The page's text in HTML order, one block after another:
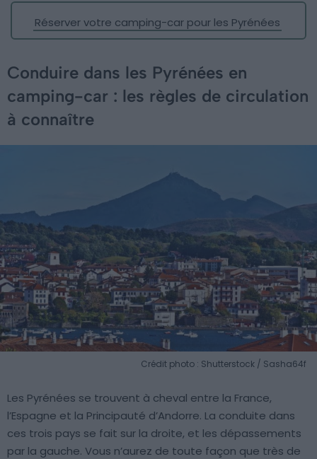
Réserver votre camping-car pour les Pyrénées
Conduire dans les Pyrénées en
camping-car : les règles de circulation
à connaître
Crédit photo : Shutterstock / Sasha64f
Les Pyrénées se trouvent à cheval entre la France,
l’Espagne et la Principauté d’Andorre. La conduite dans
ces trois pays se fait sur la droite, et les dépassements
par la gauche. Vous n’aurez de toute façon que très de